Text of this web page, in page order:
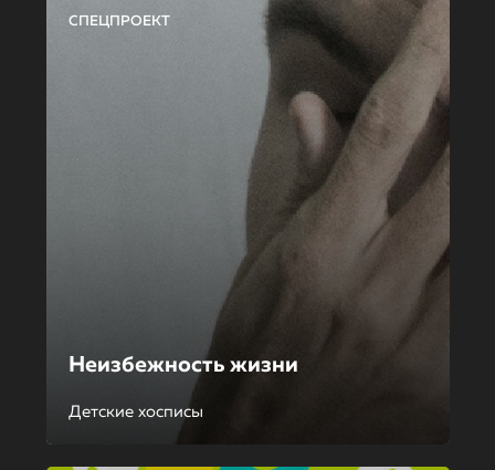
СПЕЦПРОЕКТ
Неизбежность жизни
Детские хосписы